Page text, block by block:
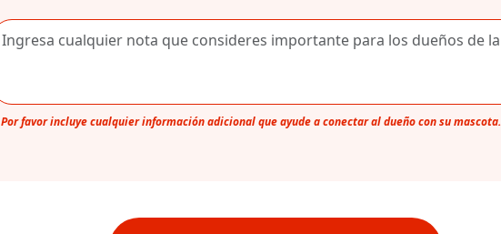
Por favor incluye cualquier información adicional que ayude a conectar al dueño con su mascota.